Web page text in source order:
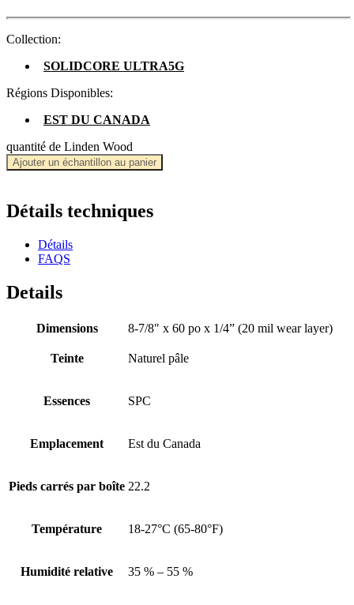
Collection:
SOLIDCORE ULTRA5G
Régions Disponibles:
EST DU CANADA
quantité de Linden Wood
Ajouter un échantillon au panier
Détails techniques
Détails
FAQS
Details
Dimensions 8-7/8" x 60 po x 1/4” (20 mil wear layer)
Teinte Naturel pâle
Essences SPC
Emplacement Est du Canada
Pieds carrés par boîte 22.2
Température 18-27°C (65-80°F)
Humidité relative 35 % – 55 %